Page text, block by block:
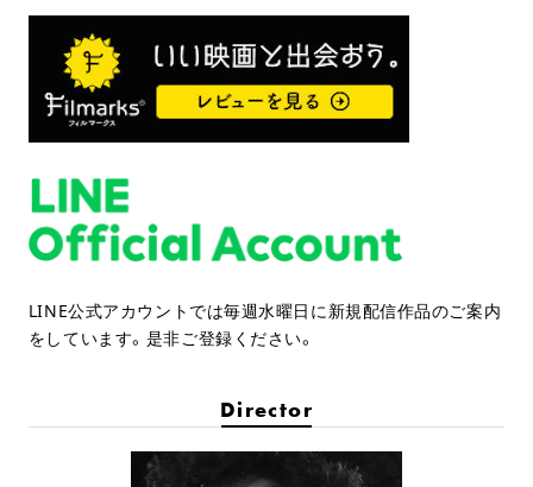
LINE公式アカウントでは毎週水曜日に新規配信作品のご案内
をしています。是非ご登録ください。
Director